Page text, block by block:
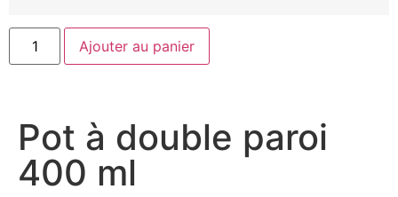
Ajouter au panier
Pot à double paroi
400 ml